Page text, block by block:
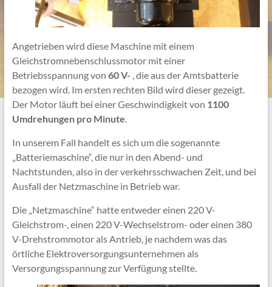
Angetrieben wird diese Maschine mit einem
Gleichstromnebenschlussmotor mit einer
Betriebsspannung von 60 V- , die aus der Amtsbatterie
bezogen wird. Im ersten rechten Bild wird dieser gezeigt.
Der Motor läuft bei einer Geschwindigkeit von 1100
Umdrehungen pro Minute
In unserem Fall handelt es sich um die sogenannte
„Batteriemaschine“, die nur in den Abend- und
Nachtstunden, also in der verkehrsschwachen Zeit, und bei
Ausfall der Netzmaschine in Betrieb war.
Die „Netzmaschine“ hatte entweder einen 220 V-
Gleichstrom-, einen 220 V-Wechselstrom- oder einen 380
V-Drehstrommotor als Antrieb, je nachdem was das
örtliche Elektroversorgungsunternehmen als
Versorgungsspannung zur Verfügung stellte.